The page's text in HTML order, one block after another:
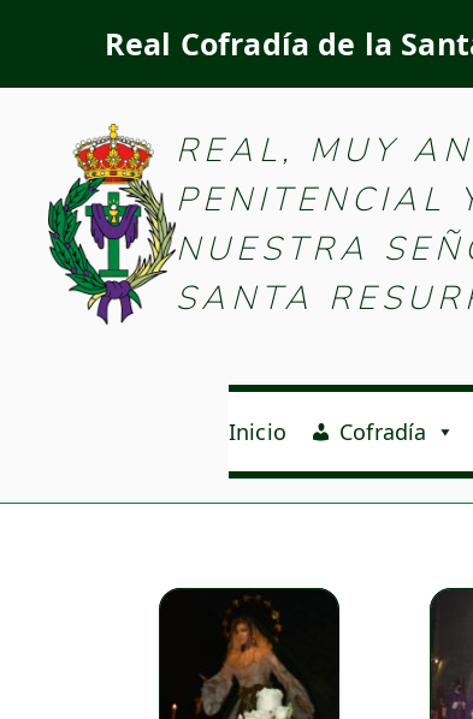
Real Cofradía de la
Real
REAL, MUY
PENITENCIAL
NUESTRA
SANTA
Inicio Cofradía